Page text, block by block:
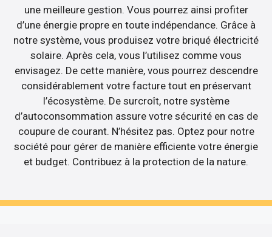
une meilleure gestion. Vous pourrez ainsi profiter
d’une énergie propre en toute indépendance. Grâce à
notre système, vous produisez votre briqué électricité
solaire. Après cela, vous l’utilisez comme vous
envisagez. De cette manière, vous pourrez descendre
considérablement votre facture tout en préservant
l’écosystème. De surcroît, notre système
d’autoconsommation assure votre sécurité en cas de
coupure de courant. N’hésitez pas. Optez pour notre
société pour gérer de manière efficiente votre énergie
et budget. Contribuez à la protection de la nature.